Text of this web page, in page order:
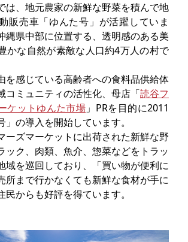
は、地元農家の新鮮な野菜を積んで地
販売車「ゆんた号」が活躍していま
縄県中部に位置する、透明感のある美
かな自然が素敵な人口約4万人の村で
を感じている高齢者への食料品供給体
コミュニティの活性化、母店「読谷フ
ケットゆんた市場 」PRを目的に2011
」の導入を開始しています。
ーズマーケットに出荷された新鮮な野
ック、肉類、魚介、惣菜などをトラッ
域を巡回しており、「買い物が便利に
所まで行かなくても新鮮な食材が手に
民からも好評を得ています。